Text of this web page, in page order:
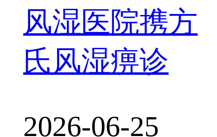
风湿医院携方
氏风湿痹诊
2026-06-25